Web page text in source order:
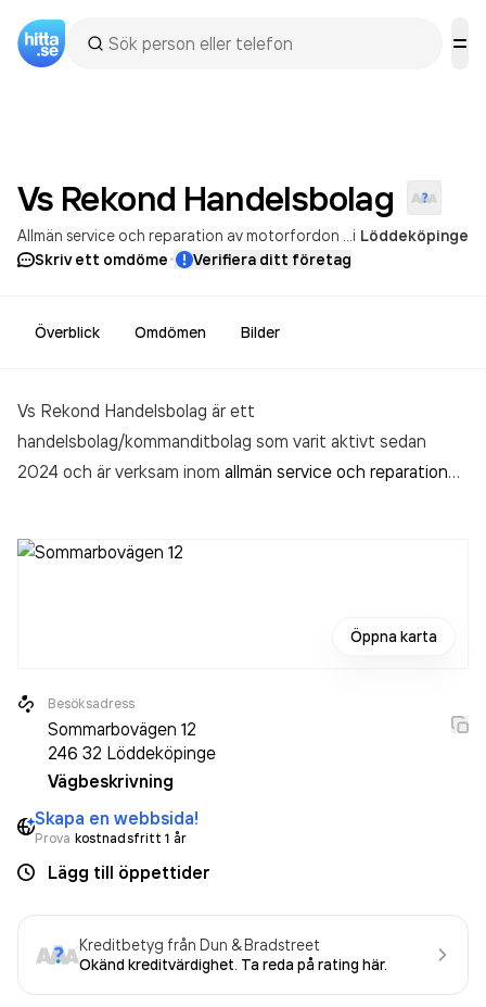
Vs Rekond Handelsbolag
i Löddeköpinge
Skriv ett omdöme· Verifiera ditt företag
Överblick Omdömen Bilder
Vs Rekond Handelsbolag är ett
handelsbolag/kommanditbolag som varit aktivt sedan
2024 och är verksam inom allmän service och reparation
Öppna karta
Besöksadress
Sommarbovägen 12
246 32 Löddeköpinge
Vägbeskrivning
Skapa en webbsida!
Prova kostnadsfritt 1 år
Lägg till öppettider
Kreditbetyg från Dun & Bradstreet
Okänd kreditvärdighet. Ta reda på rating här.